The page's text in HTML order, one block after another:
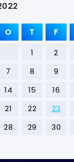
O T F
1 2
7 8 9
14 15 16
21 22 23
28 29 30